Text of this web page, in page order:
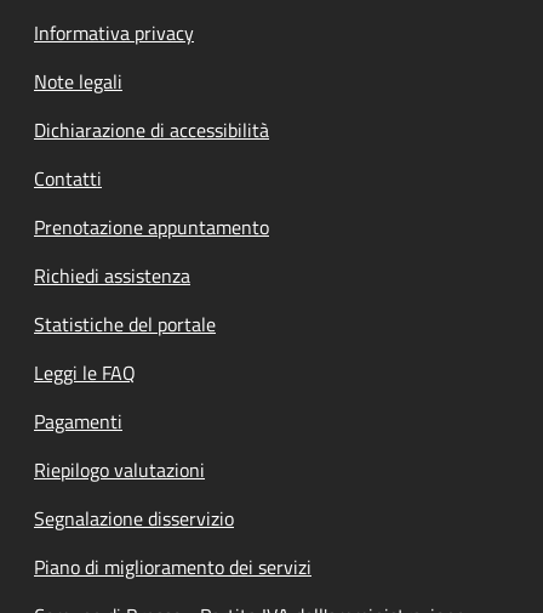
Informativa privacy
Note legali
Dichiarazione di accessibilità
Contatti
Prenotazione appuntamento
Richiedi assistenza
Statistiche del portale
Leggi le FAQ
Pagamenti
Riepilogo valutazioni
Segnalazione disservizio
Piano di miglioramento dei servizi